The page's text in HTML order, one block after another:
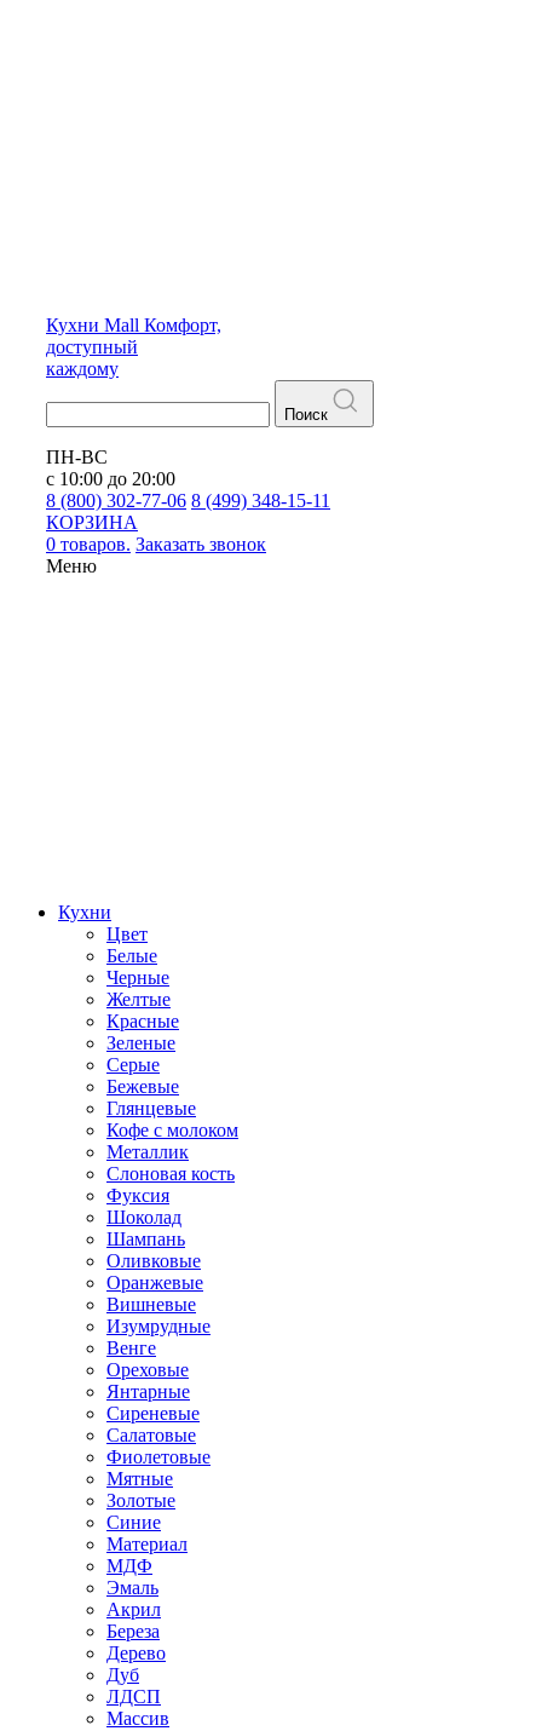
Кухни Mall Комфорт,
доступный
каждому
Поиск
ПН-ВС
с 10:00 до 20:00
8 (800) 302-77-06 8 (499) 348-15-11
КОРЗИНА
0 товаров. Заказать звонок
Меню
Кухни
Цвет
Белые
Черные
Желтые
Красные
Зеленые
Серые
Бежевые
Глянцевые
Кофе с молоком
Металлик
Слоновая кость
Фуксия
Шоколад
Шампань
Оливковые
Оранжевые
Вишневые
Изумрудные
Венге
Ореховые
Янтарные
Сиреневые
Салатовые
Фиолетовые
Мятные
Золотые
Синие
Материал
МДФ
Эмаль
Акрил
Береза
Дерево
Дуб
ЛДСП
Массив